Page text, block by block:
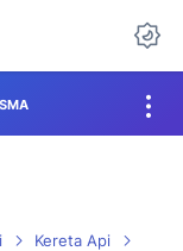
SMA
Kereta Api